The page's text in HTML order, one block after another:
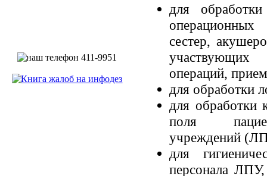
для
сестер,
операций,
для обработки
для обработки
поля
учреждений
для
персонала